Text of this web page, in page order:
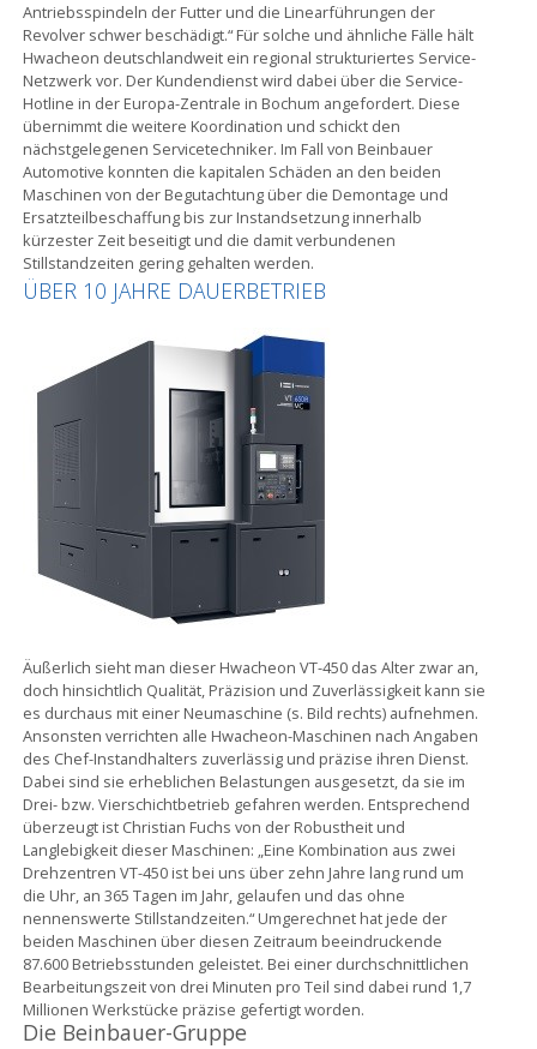
Antriebsspindeln der Futter und die Linearführungen der
Revolver schwer beschädigt.“ Für solche und ähnliche Fälle hält
Hwacheon deutschlandweit ein regional strukturiertes Service-
Netzwerk vor. Der Kundendienst wird dabei über die Service-
Hotline in der Europa-Zentrale in Bochum angefordert. Diese
übernimmt die weitere Koordination und schickt den
nächstgelegenen Servicetechniker. Im Fall von Beinbauer
Automotive konnten die kapitalen Schäden an den beiden
Maschinen von der Begutachtung über die Demontage und
Ersatzteilbeschaffung bis zur Instandsetzung innerhalb
kürzester Zeit beseitigt und die damit verbundenen
Stillstandzeiten gering gehalten werden.
ÜBER 10 JAHRE DAUERBETRIEB
Äußerlich sieht man dieser Hwacheon VT-450 das Alter zwar an,
doch hinsichtlich Qualität, Präzision und Zuverlässigkeit kann sie
es durchaus mit einer Neumaschine (s. Bild rechts) aufnehmen.
Ansonsten verrichten alle Hwacheon-Maschinen nach Angaben
des Chef-Instandhalters zuverlässig und präzise ihren Dienst.
Dabei sind sie erheblichen Belastungen ausgesetzt, da sie im
Drei- bzw. Vierschichtbetrieb gefahren werden. Entsprechend
überzeugt ist Christian Fuchs von der Robustheit und
Langlebigkeit dieser Maschinen: „Eine Kombination aus zwei
Drehzentren VT-450 ist bei uns über zehn Jahre lang rund um
die Uhr, an 365 Tagen im Jahr, gelaufen und das ohne
nennenswerte Stillstandzeiten.“ Umgerechnet hat jede der
beiden Maschinen über diesen Zeitraum beeindruckende
87.600 Betriebsstunden geleistet. Bei einer durchschnittlichen
Bearbeitungszeit von drei Minuten pro Teil sind dabei rund 1,7
Millionen Werkstücke präzise gefertigt worden.
Die Beinbauer-Gruppe